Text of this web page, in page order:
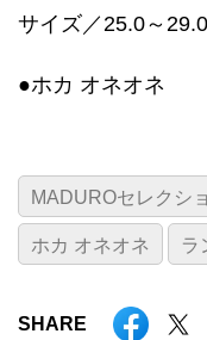
サイズ／25.0～
●ホカ オネオネ
MADUROセレクシ
ホカ オネオネ ラ
SHARE